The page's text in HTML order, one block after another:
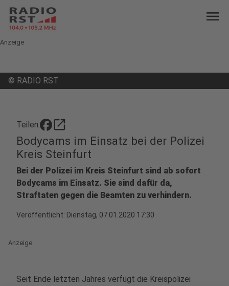
menu
Anzeige
© RADIO RST
Teilen: open_in_new
Bodycams im Einsatz bei der Polizei
Kreis Steinfurt
Bei der Polizei im Kreis Steinfurt sind ab sofort
Bodycams im Einsatz. Sie sind dafür da,
Straftaten gegen die Beamten zu verhindern.
Veröffentlicht: Dienstag, 07.01.2020 17:30
Anzeige
Seit Ende letzten Jahres verfügt die Kreispolizei